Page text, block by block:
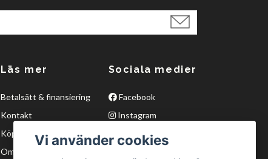
Läs mer
Betalsätt & finansiering
Kontakt
Köpvillkor
Om oss
Sociala medier
Facebook
Instagram
Twitter
Vi använder cookies